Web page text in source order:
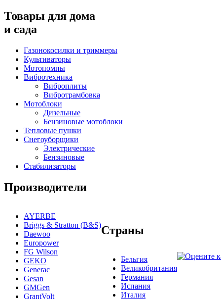
Товары для дома
и сада
Газонокосилки и триммеры
Культиваторы
Мотопомпы
Вибротехника
Виброплиты
Вибротрамбовка
Мотоблоки
Дизельные
Бензиновые мотоблоки
Тепловые пушки
Снегоуборщики
Электрические
Бензиновые
Стабилизаторы
Производители
AYERBE
Briggs & Stratton (B&S)
Daewoo
Europower
FG Wilson
GEKO
Generac
Gesan
GMGen
GrantVolt
Страны
Бельгия
Великобритания
Германия
Испания
Италия